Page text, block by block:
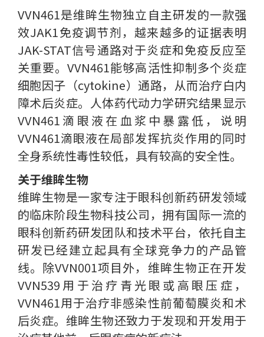
VVN461是维眸生物独立自主研发的一款强
效JAK1免疫调节剂，越来越多的证据表明
JAK-STAT信号通路对于炎症和免疫反应至
关重要。VVN461能够高活性抑制多个炎症
细胞因子（cytokine）通路，从而治疗白内
障术后炎症。人体药代动力学研究结果显示
VVN461滴眼液在血浆中暴露低，说明
VVN461滴眼液在局部发挥抗炎作用的同时
全身系统性毒性较低，具有较高的安全性。
关于维眸生物
维眸生物是一家专注于眼科创新药研发领域
的临床阶段生物科技公司，拥有国际一流的
眼科创新药研发团队和技术平台，依托自主
研发已经建立起具有全球竞争力的产品管
线。除VVN001项目外，维眸生物正在开发
VVN539用于治疗青光眼或高眼压症，
VVN461用于治疗非感染性前葡萄膜炎和术
后炎症。维眸生物还致力于发现和开发用于